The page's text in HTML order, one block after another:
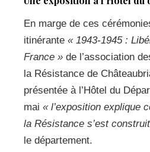
En marge de ces
itinérante « 1943-1945 :
France » de l’association
la Résistance de
présentée à l’Hôtel du
mai « l’exposition explique
la Résistance s’est
le département.